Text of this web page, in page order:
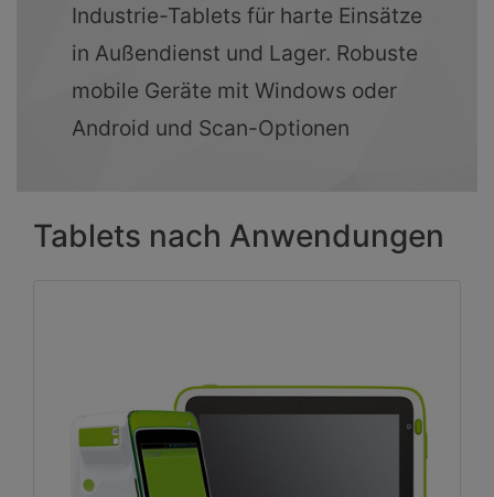
Industrie-Tablets für harte Einsätze
in Außendienst und Lager. Robuste
mobile Geräte mit Windows oder
Android und Scan-Optionen
Tablets nach Anwendungen